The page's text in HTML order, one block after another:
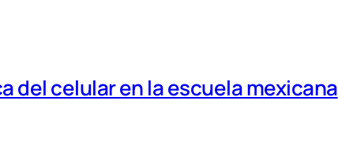
del celular en la escuela mexicana